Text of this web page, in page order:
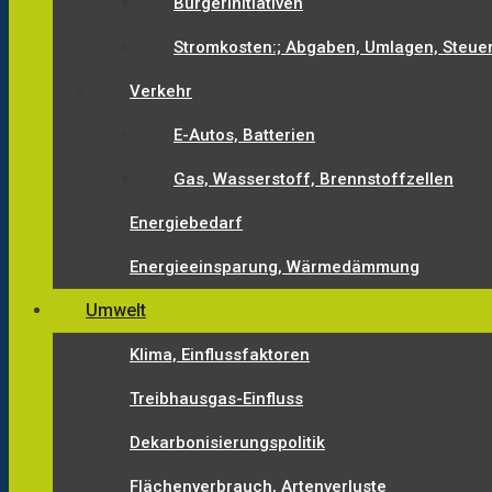
Stromkosten:; Abgaben, Umlagen,
Verkehr
E-Autos, Batterien
Gas, Wasserstoff, Brennstoffzellen
Energiebedarf
Energieeinsparung, Wärmedämmung
Umwelt
Klima, Einflussfaktoren
Treibhausgas-Einfluss
Dekarbonisierungspolitik
Flächenverbrauch, Artenverluste